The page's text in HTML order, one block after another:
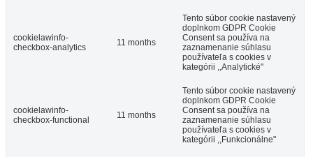
cookielawinfo-
checkbox-analytics
11 months
Tento súbor cookie nastavený
doplnkom GDPR Cookie
Consent sa používa na
zaznamenanie súhlasu
používateľa s cookies v
kategórii ,,Analytické"
cookielawinfo-
checkbox-functional
11 months
Tento súbor cookie nastavený
doplnkom GDPR Cookie
Consent sa používa na
zaznamenanie súhlasu
používateľa s cookies v
kategórii ,,Funkcionálne"